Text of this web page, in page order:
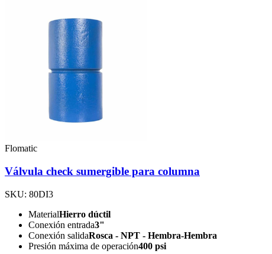
Flomatic
Válvula check sumergible para columna
SKU: 80DI3
MaterialHierro dúctil
Conexión entrada3"
Conexión salidaRosca - NPT - Hembra-Hembra
Presión máxima de operación400 psi